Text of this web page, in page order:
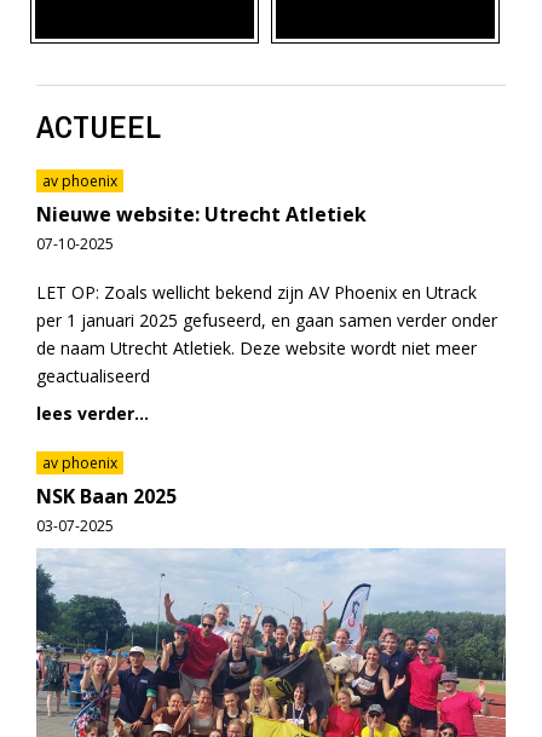
ACTUEEL
av phoenix
Nieuwe website: Utrecht Atletiek
07-10-2025
LET OP: Zoals wellicht bekend zijn AV Phoenix en Utrack
per 1 januari 2025 gefuseerd, en gaan samen verder onder
de naam Utrecht Atletiek. Deze website wordt niet meer
geactualiseerd
lees verder...
av phoenix
NSK Baan 2025
03-07-2025